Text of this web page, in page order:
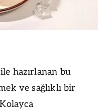
hazırlanan bu
ve sağlıklı bir